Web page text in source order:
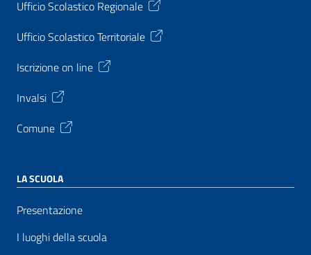
Ufficio Scolastico Regionale
Ufficio Scolastico Territoriale
Iscrizione on line
Invalsi
Comune
LA SCUOLA
Presentazione
I luoghi della scuola